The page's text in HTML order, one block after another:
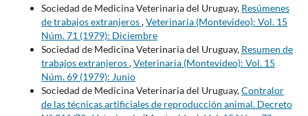
Sociedad de Medicina Veterinaria del Uruguay, Resúmenes
de trabajos extranjeros,Veterinaria (Montevideo): Vol. 15
Núm. 71 (1979): Diciembre
Sociedad de Medicina Veterinaria del Uruguay, Resumen de
trabajos extranjeros,Veterinaria (Montevideo): Vol. 15
Núm. 69 (1979): Junio
Sociedad de Medicina Veterinaria del Uruguay,Contralor
de las técnicas artificiales de reproducción animal. Decreto